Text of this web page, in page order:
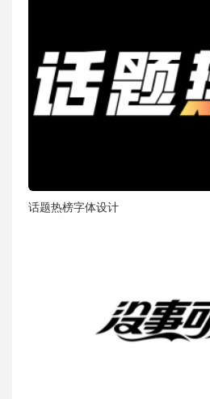
话题热榜字体设计